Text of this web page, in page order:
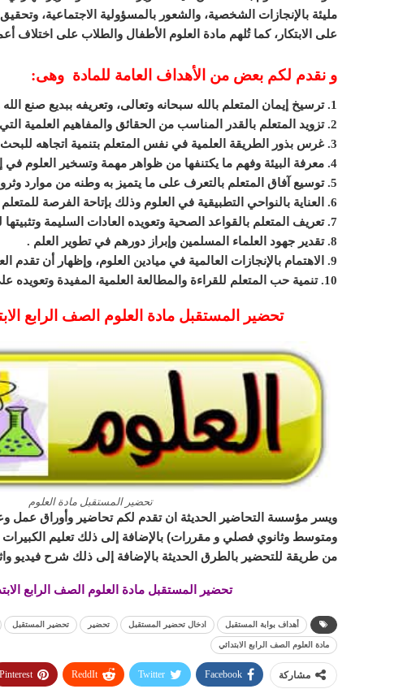
مليئة بالإنجازات الشخصية، والشعور بالمسؤولية الاجتماعية،
على الابتكار، كما تُلهم مادة العلوم الأطفال والطلاب على اختلاف
و نقدم لكم بعض من الأهداف العامة للمادة وهى:
1. ترسيخ إيمان المتعلم بالله سبحانه وتعالى، وتعريفه ببديع صنع الله وروعة ما في الكون .
2. تزويد المتعلم بالقدر المناسب من الحقائق والمفاهيم العلمية التي تساعده على فهم وتفسير الظواهر الطبيعية .
3. غرس بذور الطريقة العلمية في نفس المتعلم بتنمية اتجاهه للبحث .
4. معرفة البيئة وفهم ما يكتنفها من ظواهر مهمة وتسخير العلوم في إصلاحها وتطويرها والمحافظة عليها.
5. توسيع آفاق المتعلم بالتعرف على ما يتميز به وطنه من موارد وثروات طبيعية وتعريفه بنعم الله عليه.
6. العناية بالنواحي التطبيقية في العلوم وذلك بإتاحة الفرصة للمتعلم للقيام بالتجارب والاختبارات .
7. تعريف المتعلم بالقواعد الصحية وتعويده العادات السليمة وتثبيتها لديه .
8. تقدير جهود العلماء المسلمين وإبراز دورهم في تطوير العلم .
9. الاهتمام بالإنجازات العالمية في ميادين العلوم، وإظهار أن تقدم العلوم ثمرة لجهود الإنسانية عامة.
10. تنمية حب المتعلم للقراءة والمطالعة العلمية المفيدة وتعويده على استعمال المراجع .
تحضير المستقبل مادة العلوم الصف الرابع
تحضير المستقبل مادة العلوم
ويسر مؤسسة التحاضير الحديثة ان تقدم لكم تحاضير وأوراق عمل
ومتوسط وثانوي فصلي و مقررات) بالإضافة إلى ذلك تعليم
من طريقة للتحضير بالطرق الحديثة بالإضافة إلى ذلك شرح فيديو
تحضير المستقبل مادة العلوم الصف الرابع
أهداف بوابة المستقبل ادخال تحضير المستقبل تحضير تحضير المستقبل
مادة العلوم الصف الرابع الابتدائي
مشاركة Facebook
Twitter
ReddIt
Pinterest